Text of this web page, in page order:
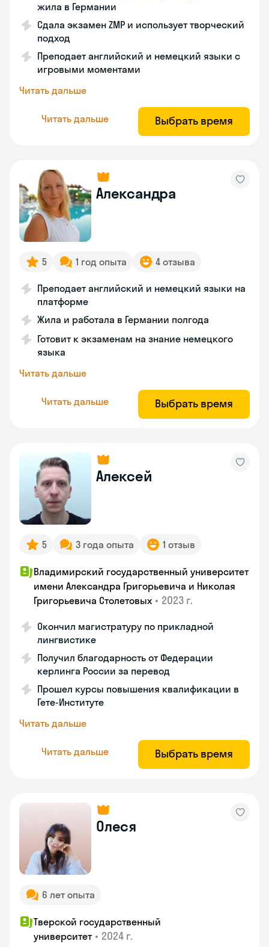
жила в Германии
Сдала экзамен ZMP и использует творческий
подход
Преподает английский и немецкий языки с
игровыми моментами
Читать дальше
Читать дальше Выбрать время
Александра
5 1 год опыта 4 отзыва
Преподает английский и немецкий языки на
платформе
Жила и работала в Германии полгода
Готовит к экзаменам на знание немецкого
языка
Читать дальше
Читать дальше Выбрать время
Алексей
5 3 года опыта 1 отзыв
Владимирский государственный университет
имени Александра Григорьевича и Николая
Григорьевича Столетовых • 2023 г.
Окончил магистратуру по прикладной
лингвистике
Получил благодарность от Федерации
керлинга России за перевод
Прошел курсы повышения квалификации в
Гете-Институте
Читать дальше
Читать дальше Выбрать время
Олеся
6 лет опыта
Тверской государственный
университет • 2024 г.